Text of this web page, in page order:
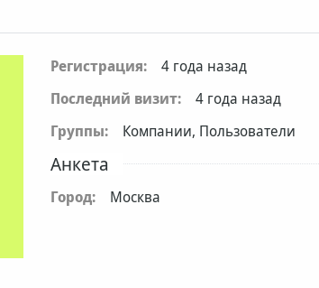
Регистрация:
4 года назад
Последний визит:
4 года назад
Группы:
Компании, Пользователи
Анкета
Город: Москва